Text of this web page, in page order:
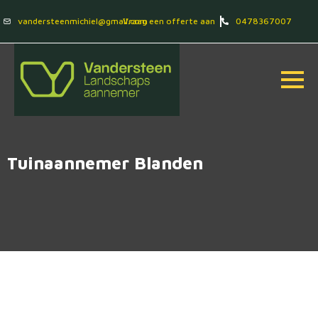
vandersteenmichiel@gmail.comVraag een offerte aan 0478367007
Tuinaannemer Blanden